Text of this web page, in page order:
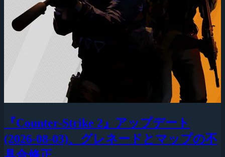
『Counter-Strike 2』アップデート
(2026-08-03)、グレネードとマップの不